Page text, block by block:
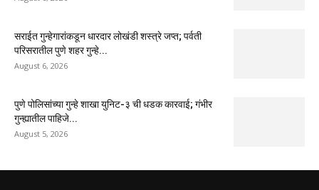
सराईत गुन्हेगारांकडून धारदार लोखंडी शस्त्रे जप्त; पर्वती
परिसरातील पुणे शहर गुन्हे...
August 6, 2026
पुणे पोलिसांच्या गुन्हे शाखा युनिट-३ ची धडक कारवाई; गंभीर
गुन्ह्यातील पाहिजे...
August 5, 2026